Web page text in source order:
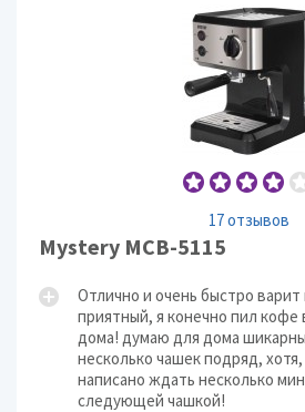
17 отзывов
Mystery MCB-5115
Отлично и очень быстро
приятный, я конечно пил кофе
дома! думаю для дома
несколько чашек подряд,
написано ждать несколько
следующей чашкой!